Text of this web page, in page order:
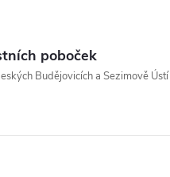
á
poboček
Budějovicích a Sezimově Ústí